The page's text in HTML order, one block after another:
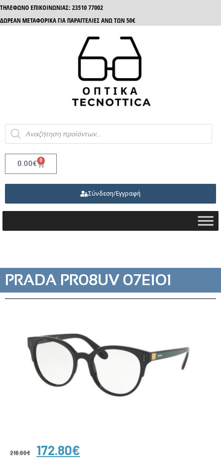
ΤΗΛΈΦΩΝΟ ΕΠΙΚΟΙΝΩΝΊΑΣ: 23510 77002
ΔΩΡΕΑΝ ΜΕΤΑΦΟΡΙΚΑ ΓΙΑ ΠΑΡΑΓΓΕΛΙΕΣ ΑΝΩ ΤΩΝ 50€
0.00€ 0
Σύνδεση/Εγγραφή
PRADA PR08UV 07E1O1
216.00€ 172.80€